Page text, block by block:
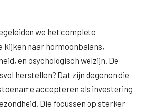
we het complete
kijken naar hormoonbalans,
en psychologisch welzijn. De
herstellen? Dat zijn degenen die
accepteren als investering
Die focussen op sterker